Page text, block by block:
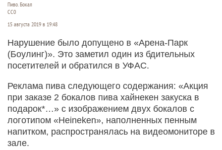
Пиво. Бокал
СС0
15 августа 2019 в 19:48
Нарушение было допущено в «Арена-Парк
(Боулинг)». Это заметил один из бдительных
посетителей и обратился в УФАС.
Реклама пива следующего содержания: «Акция
при заказе 2 бокалов пива хайнекен закуска в
подарок*…» с изображением двух бокалов с
логотипом «Heineken», наполненных пенным
напитком, распространялась на видеомониторе в
зале.